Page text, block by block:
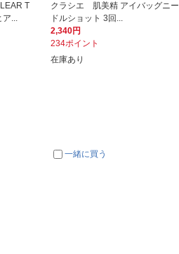
T
ア...
クラシエ 肌美精 アイバッグニー
ドルショット 3回...
2,340円
234ポイント
在庫あり
一緒に買う